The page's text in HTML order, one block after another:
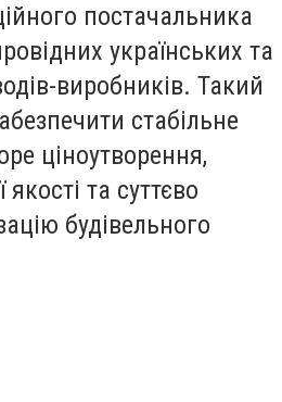
постачальника
українських та
виробників. Такий
стабільне
ціноутворення,
якості та суттєво
будівельного